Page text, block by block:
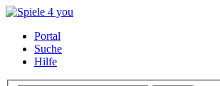
Portal
Suche
Hilfe